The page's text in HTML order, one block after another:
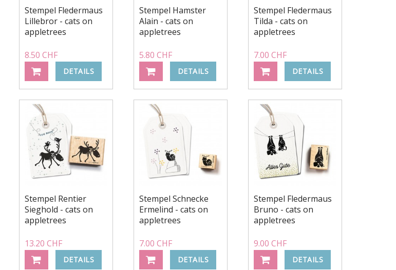
Stempel Fledermaus
Lillebror - cats on
appletrees
8.50 CHF
DETAILS
Stempel Hamster
Alain - cats on
appletrees
5.80 CHF
DETAILS
Stempel Fledermaus
Tilda - cats on
appletrees
7.00 CHF
DETAILS
Stempel Rentier
Sieghold - cats on
appletrees
13.20 CHF
DETAILS
Stempel Schnecke
Ermelind - cats on
appletrees
7.00 CHF
DETAILS
Stempel Fledermaus
Bruno - cats on
appletrees
9.00 CHF
DETAILS